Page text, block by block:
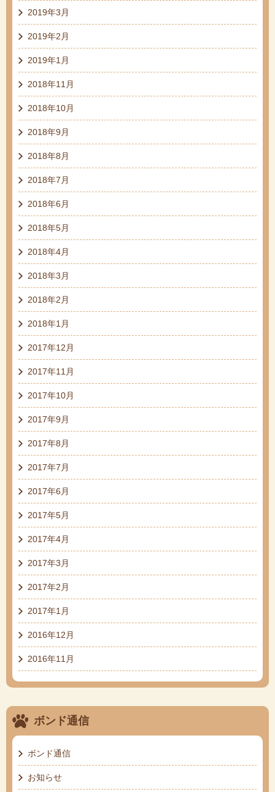
2019年3月
2019年2月
2019年1月
2018年11月
2018年10月
2018年9月
2018年8月
2018年7月
2018年6月
2018年5月
2018年4月
2018年3月
2018年2月
2018年1月
2017年12月
2017年11月
2017年10月
2017年9月
2017年8月
2017年7月
2017年6月
2017年5月
2017年4月
2017年3月
2017年2月
2017年1月
2016年12月
2016年11月
ボンド通信
ボンド通信
お知らせ